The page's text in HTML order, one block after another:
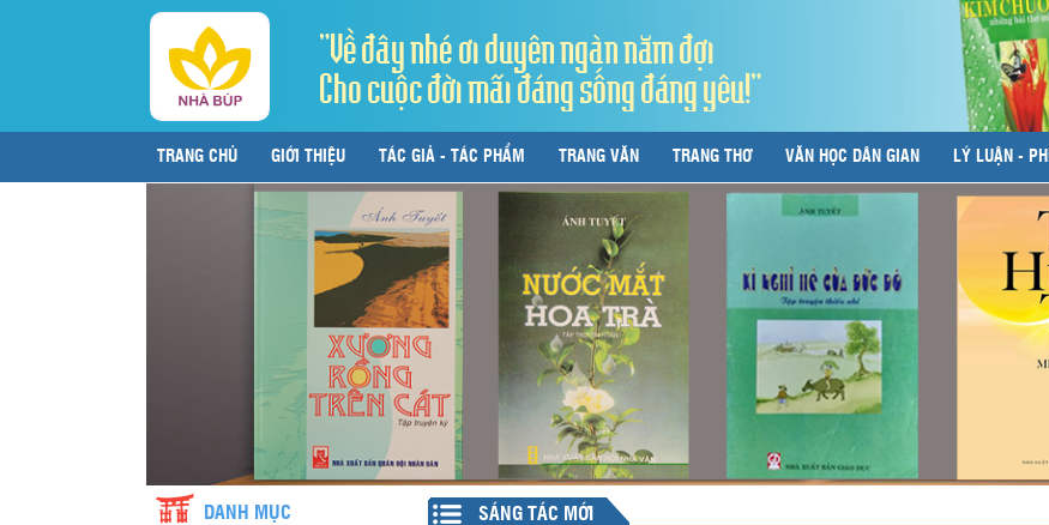
"Về đây nhé ơi duyên ngàn năm đợi
Cho cuộc đời mãi đáng sống đáng yêu!"
TRANG CHỦ GIỚI THIỆU TÁC GIẢ - TÁC PHẨM TRANG VĂN TRANG THƠ VĂN HỌC DÂN GIAN LÝ LUẬN -
DANH MỤC SÁNG TÁC MỚI